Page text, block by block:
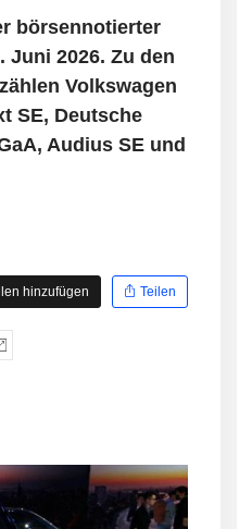
börsennotierter
Juni 2026. Zu den
Volkswagen
SE, Deutsche
Audius SE und
hinzufügen
Teilen